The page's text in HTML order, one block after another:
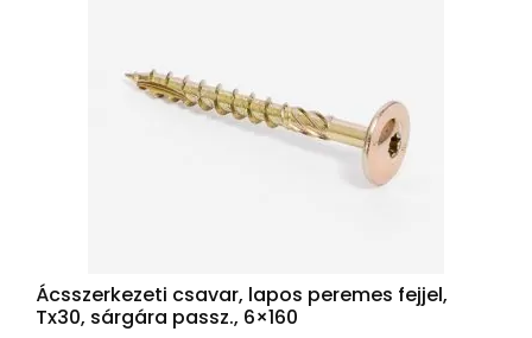
Ácsszerkezeti csavar, lapos peremes fejjel,
Tx30, sárgára passz., 6×160